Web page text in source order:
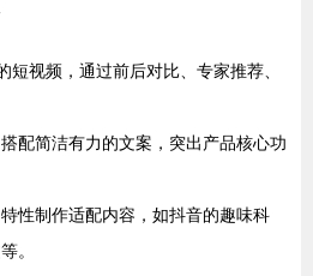
视频，通过前后对比、专家推荐、
配简洁有力的文案，突出产品核心功
性制作适配内容，如抖音的趣味科
。